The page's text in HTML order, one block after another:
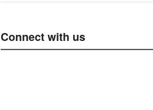
Connect with us